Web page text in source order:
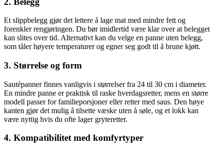
Et slippbelegg gjør det lettere å lage mat med mindre fett og
forenkler rengjøringen. Du bør imidlertid være klar over at belegget
kan slites over tid. Alternativt kan du velge en panne uten belegg,
som tåler høyere temperaturer og egner seg godt til å brune kjøtt.
3. Størrelse og form
Sautépanner finnes vanligvis i størrelser fra 24 til 30 cm i diameter.
En mindre panne er praktisk til raske hverdagsretter, mens en større
modell passer for familieporsjoner eller retter med saus. Den høye
kanten gjør det mulig å tilsette væske uten å søle, og et lokk kan
være nyttig hvis du ofte lager gryteretter.
4. Kompatibilitet med komfyrtyper